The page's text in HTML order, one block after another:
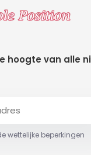
hoogte van alle
wettelijke beperkingen